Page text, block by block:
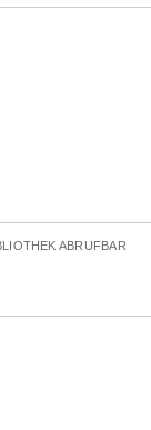
ABRUFBAR